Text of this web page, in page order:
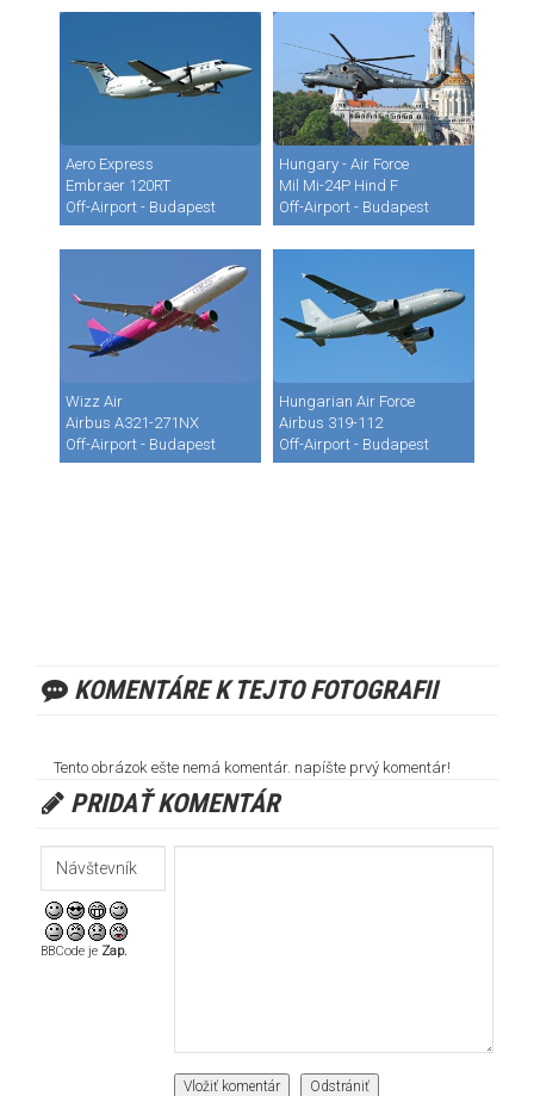
Aero Express
Embraer 120RT
Off-Airport - Budapest
Hungary - Air Force
Mil Mi-24P Hind F
Off-Airport - Budapest
Wizz Air
Airbus A321-271NX
Off-Airport - Budapest
Hungarian Air Force
Airbus 319-112
Off-Airport - Budapest
KOMENTÁRE K TEJTO FOTOGRAFII
Tento obrázok ešte nemá komentár. napíšte prvý komentár!
PRIDAŤ KOMENTÁR
BBCode je Zap.